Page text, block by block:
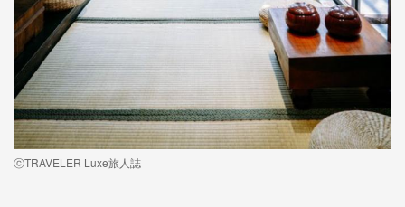
ⓒTRAVELER Luxe旅人誌